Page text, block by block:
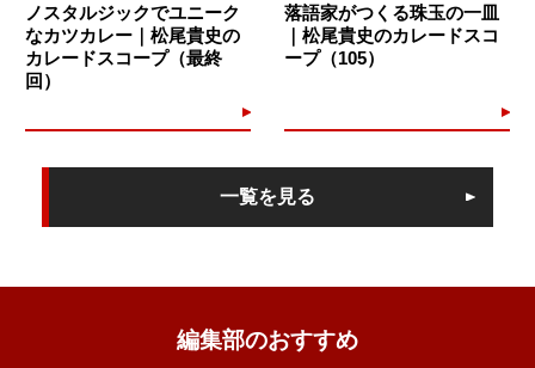
ノスタルジックでユニーク
なカツカレー｜松尾貴史の
カレードスコープ（最終
回）
落語家がつくる珠玉の一皿
｜松尾貴史のカレードスコ
ープ（105）
一覧を見る
編集部のおすすめ